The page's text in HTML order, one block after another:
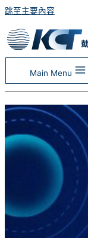
跳至主要內容
Main Menu